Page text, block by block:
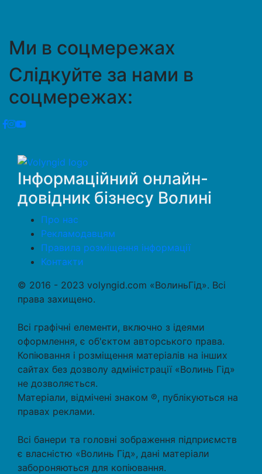
Ми в соцмережах
Слідкуйте за нами в
соцмережах:
Інформаційний онлайн-
довідник бізнесу Волині
Про нас
Рекламодавцям
Правила розміщення інформації
Контакти
© 2016 - 2023 volyngid.com «ВолиньГід». Всі
права захищено.
Всі графічні елементи, включно з ідеями
оформлення, є об'єктом авторського права.
Копіювання і розміщення матеріалів на інших
сайтах без дозволу адміністрації «Волинь Гід»
не дозволяється.
Матеріали, відмічені знаком ℗, публікуються на
правах реклами.
Всі банери та головні зображення підприємств
є власністю «Волинь Гід», дані матеріали
забороняються для копіювання.